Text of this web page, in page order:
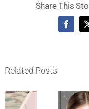
Share This
Related Posts